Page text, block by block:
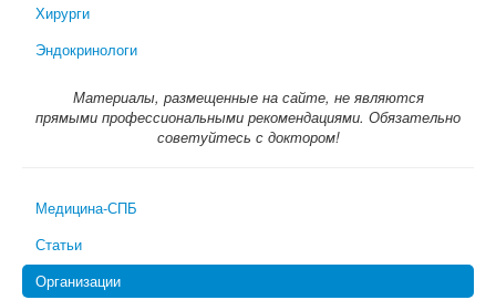
Хирурги
Эндокринологи
Материалы, размещенные на сайте, не являются
прямыми профессиональными рекомендациями. Обязательно
советуйтесь с доктором!
Медицина-СПБ
Статьи
Организации